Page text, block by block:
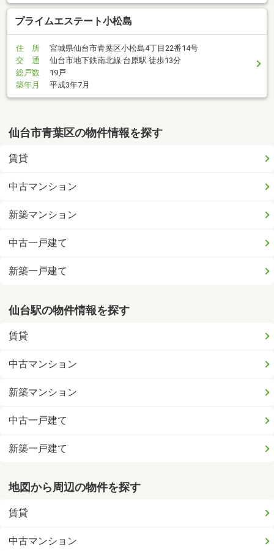
プライムエステート小松島
住 所
宮城県仙台市青葉区小松島4丁目22番14号
交 通
仙台市地下鉄南北線 台原駅 徒歩13分
総戸数
19戸
築年月
平成3年7月
仙台市青葉区の物件情報を探す
賃貸
中古マンション
新築マンション
中古一戸建て
新築一戸建て
仙台駅の物件情報を探す
賃貸
中古マンション
新築マンション
中古一戸建て
新築一戸建て
地図から周辺の物件を探す
賃貸
中古マンション